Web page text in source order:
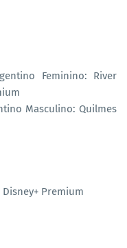
Feminino: River
Masculino: Quilmes
Premium